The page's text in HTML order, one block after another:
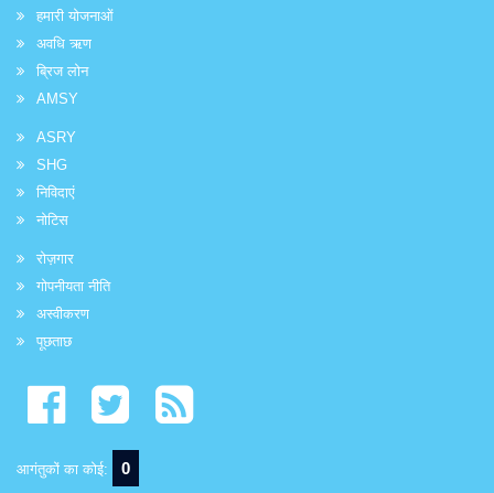
हमारी योजनाओं
अवधि ऋण
ब्रिज लोन
AMSY
ASRY
SHG
निविदाएं
नोटिस
रोज़गार
गोपनीयता नीति
अस्वीकरण
पूछताछ
आगंतुकों का कोई: 0